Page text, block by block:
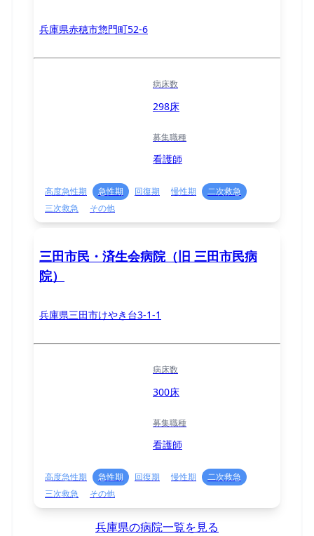
兵庫県赤穂市惣門町52-6
病床数
298床
募集職種
看護師
高度急性期 急性期 回復期 慢性期
二次救急
三次救急
その他
三田市民・済生会病院（旧 三田市民病
院）
兵庫県三田市けやき台3-1-1
病床数
300床
募集職種
看護師
高度急性期 急性期 回復期 慢性期
二次救急
三次救急
その他
兵庫県の病院一覧を見る